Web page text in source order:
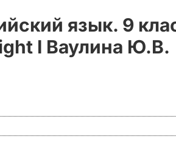
язык. 9
I Ваулина Ю.В.